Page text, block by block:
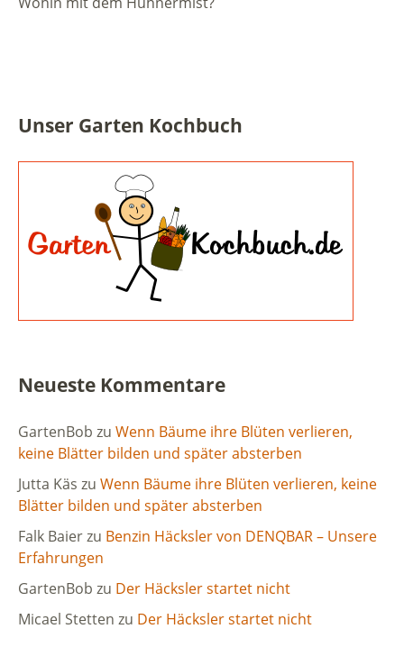
Unser Garten Kochbuch
Neueste Kommentare
GartenBob zu Wenn Bäume ihre Blüten verlieren,
keine Blätter bilden und später absterben
Jutta Käs zu Wenn Bäume ihre Blüten verlieren, keine
Blätter bilden und später absterben
Falk Baierzu Benzin Häcksler von DENQBAR – Unsere
Erfahrungen
GartenBob zu Der Häcksler startet nicht
Micael Stetten zu Der Häcksler startet nicht